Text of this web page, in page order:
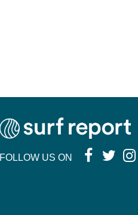
FOLLOW US ON